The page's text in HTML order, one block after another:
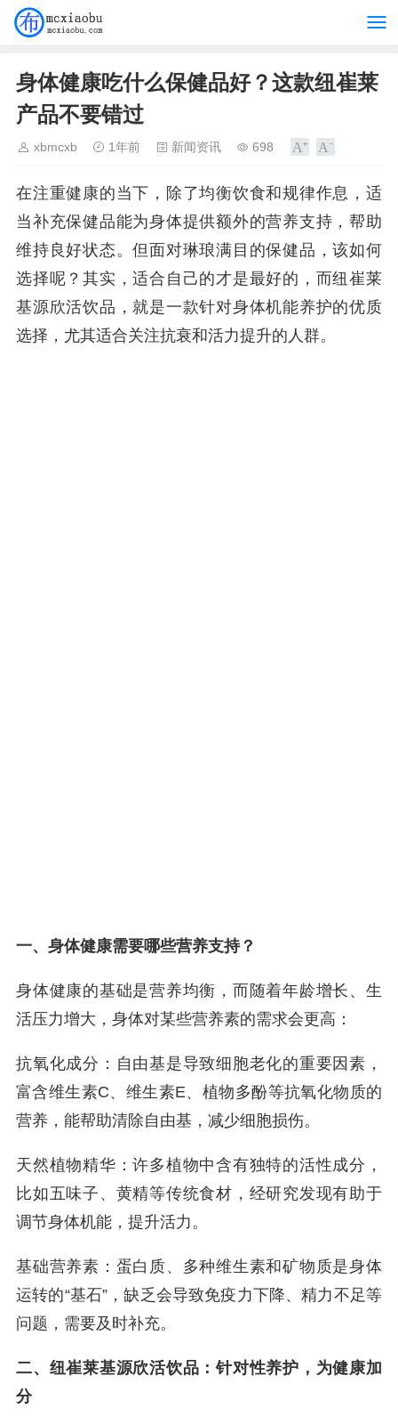
身体健康吃什么保健品好？这款纽崔莱
产品不要错过
xbmcxb 1年前 新闻资讯 698
在注重健康的当下，除了均衡饮食和规律作息，适
当补充保健品能为身体提供额外的营养支持，帮助
维持良好状态。但面对琳琅满目的保健品，该如何
选择呢？其实，适合自己的才是最好的，而纽崔莱
基源欣活饮品，就是一款针对身体机能养护的优质
选择，尤其适合关注抗衰和活力提升的人群。
一、身体健康需要哪些营养支持？
身体健康的基础是营养均衡，而随着年龄增长、生
活压力增大，身体对某些营养素的需求会更高：
抗氧化成分：自由基是导致细胞老化的重要因素，
富含维生素C、维生素E、植物多酚等抗氧化物质的
营养，能帮助清除自由基，减少细胞损伤。
天然植物精华：许多植物中含有独特的活性成分，
比如五味子、黄精等传统食材，经研究发现有助于
调节身体机能，提升活力。
基础营养素：蛋白质、多种维生素和矿物质是身体
运转的“基石”，缺乏会导致免疫力下降、精力不足等
问题，需要及时补充。
二、纽崔莱基源欣活饮品：针对性养护，为健康加
分